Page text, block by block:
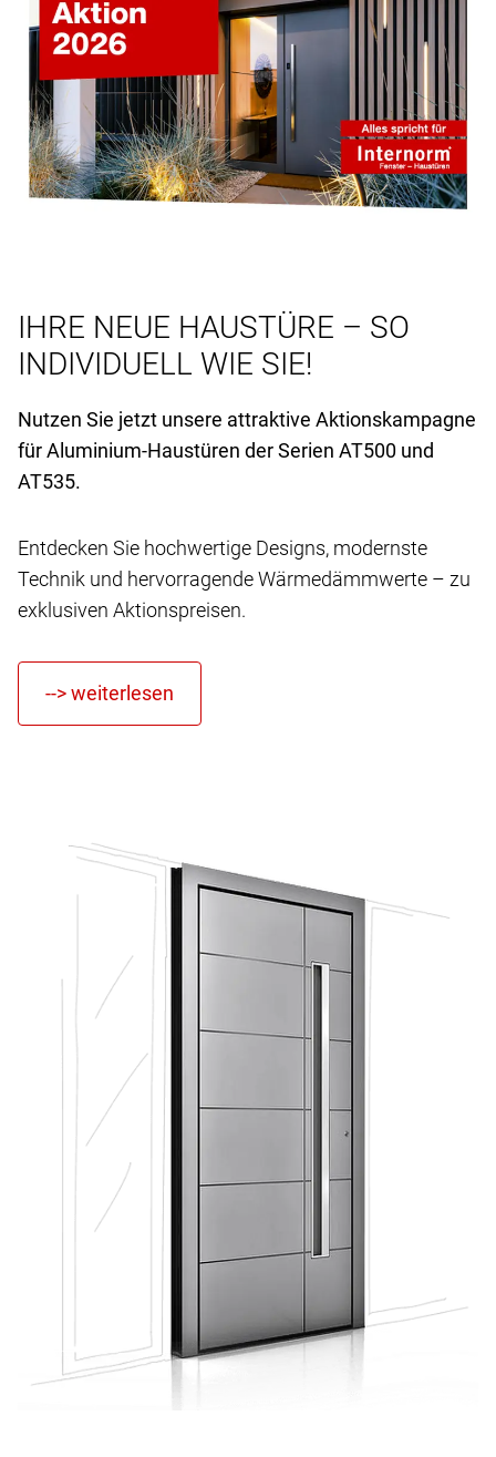
IHRE NEUE HAUSTÜRE – SO
INDIVIDUELL WIE SIE!
Nutzen Sie jetzt unsere attraktive Aktionskampagne
für Aluminium-Haustüren der Serien AT500 und
AT535.
Entdecken Sie hochwertige Designs, modernste
Technik und hervorragende Wärmedämmwerte – zu
exklusiven Aktionspreisen.